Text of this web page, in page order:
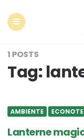
1 POSTS
Tag:
AMBIENTE
Lanterne